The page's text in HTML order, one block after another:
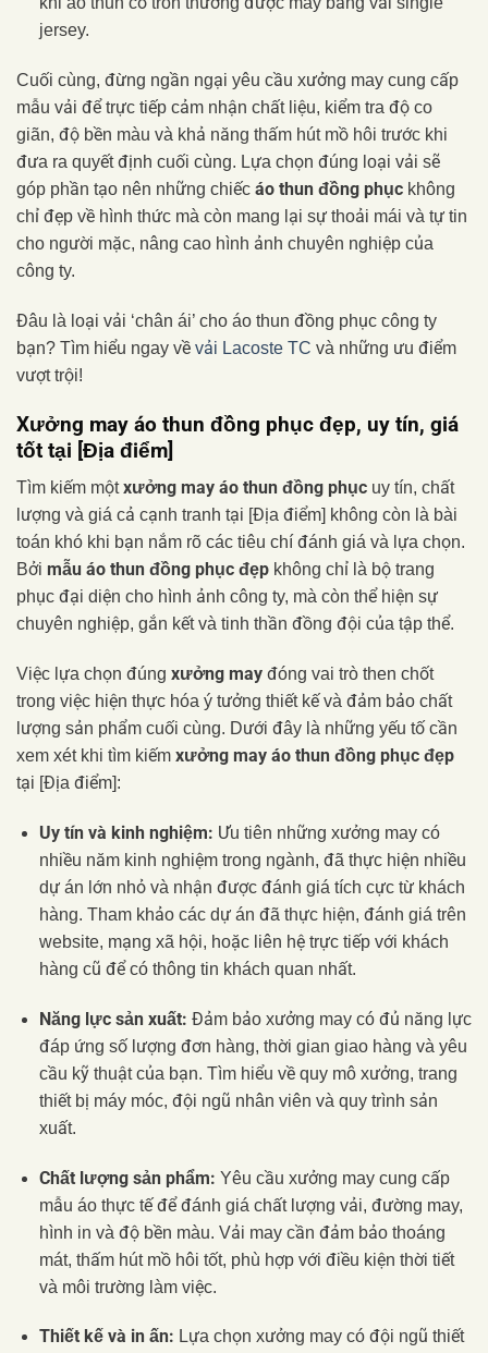
jersey.
Cuối cùng, đừng ngần ngại yêu cầu xưởng may cung cấp
mẫu vải để trực tiếp cảm nhận chất liệu, kiểm tra độ co
giãn, độ bền màu và khả năng thấm hút mồ hôi trước khi
đưa ra quyết định cuối cùng. Lựa chọn đúng loại vải sẽ
góp phần tạo nên những chiếc áo thun đồng phục không
chỉ đẹp về hình thức mà còn mang lại sự thoải mái và tự tin
cho người mặc, nâng cao hình ảnh chuyên nghiệp của
công ty.
Đâu là loại vải ‘chân ái’ cho áo thun đồng phục công ty
bạn? Tìm hiểu ngay về vải Lacoste TC và những ưu điểm
vượt trội!
Xưởng may áo thun đồng phục đẹp, uy tín, giá
tốt tại [Địa điểm]
Tìm kiếm mộtxưởng may áo thun đồng phục uy tín, chất
lượng và giá cả cạnh tranh tại [Địa điểm] không còn là bài
toán khó khi bạn nắm rõ các tiêu chí đánh giá và lựa chọn.
Bởi mẫu áo thun đồng phục đẹp không chỉ là bộ trang
phục đại diện cho hình ảnh công ty, mà còn thể hiện sự
chuyên nghiệp, gắn kết và tinh thần đồng đội của tập thể.
Việc lựa chọn đúng xưởng may đóng vai trò then chốt
trong việc hiện thực hóa ý tưởng thiết kế và đảm bảo chất
lượng sản phẩm cuối cùng. Dưới đây là những yếu tố cần
xem xét khi tìm kiếm xưởng may áo thun đồng phục đẹp
tại [Địa điểm]:
Uy tín và kinh nghiệm: Ưu tiên những xưởng may có
nhiều năm kinh nghiệm trong ngành, đã thực hiện nhiều
dự án lớn nhỏ và nhận được đánh giá tích cực từ khách
hàng. Tham khảo các dự án đã thực hiện, đánh giá trên
website, mạng xã hội, hoặc liên hệ trực tiếp với khách
hàng cũ để có thông tin khách quan nhất.
Năng lực sản xuất: Đảm bảo xưởng may có đủ năng lực
đáp ứng số lượng đơn hàng, thời gian giao hàng và yêu
cầu kỹ thuật của bạn. Tìm hiểu về quy mô xưởng, trang
thiết bị máy móc, đội ngũ nhân viên và quy trình sản
xuất.
Chất lượng sản phẩm: Yêu cầu xưởng may cung cấp
mẫu áo thực tế để đánh giá chất lượng vải, đường may,
hình in và độ bền màu. Vải may cần đảm bảo thoáng
mát, thấm hút mồ hôi tốt, phù hợp với điều kiện thời tiết
và môi trường làm việc.
Thiết kế và in ấn: Lựa chọn xưởng may có đội ngũ thiết